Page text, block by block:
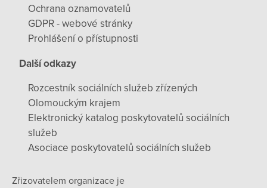
Ochrana oznamovatelů
GDPR - webové stránky
Prohlášení o přístupnosti
Další odkazy
Rozcestník sociálních služeb zřízených
Olomouckým krajem
Elektronický katalog poskytovatelů sociálních
služeb
Asociace poskytovatelů sociálních služeb
Zřizovatelem organizace je